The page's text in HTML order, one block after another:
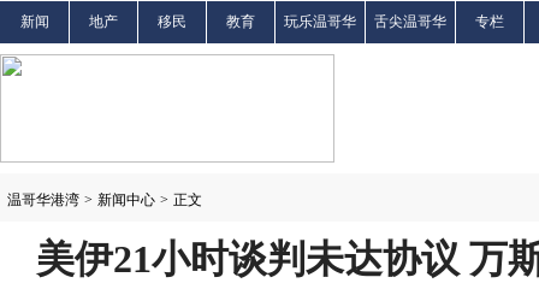
新闻 地产 移民 教育 玩乐温哥华 舌尖温哥华 专栏
温哥华港湾 > 新闻中心 > 正文
美伊21小时谈判未达协议 万